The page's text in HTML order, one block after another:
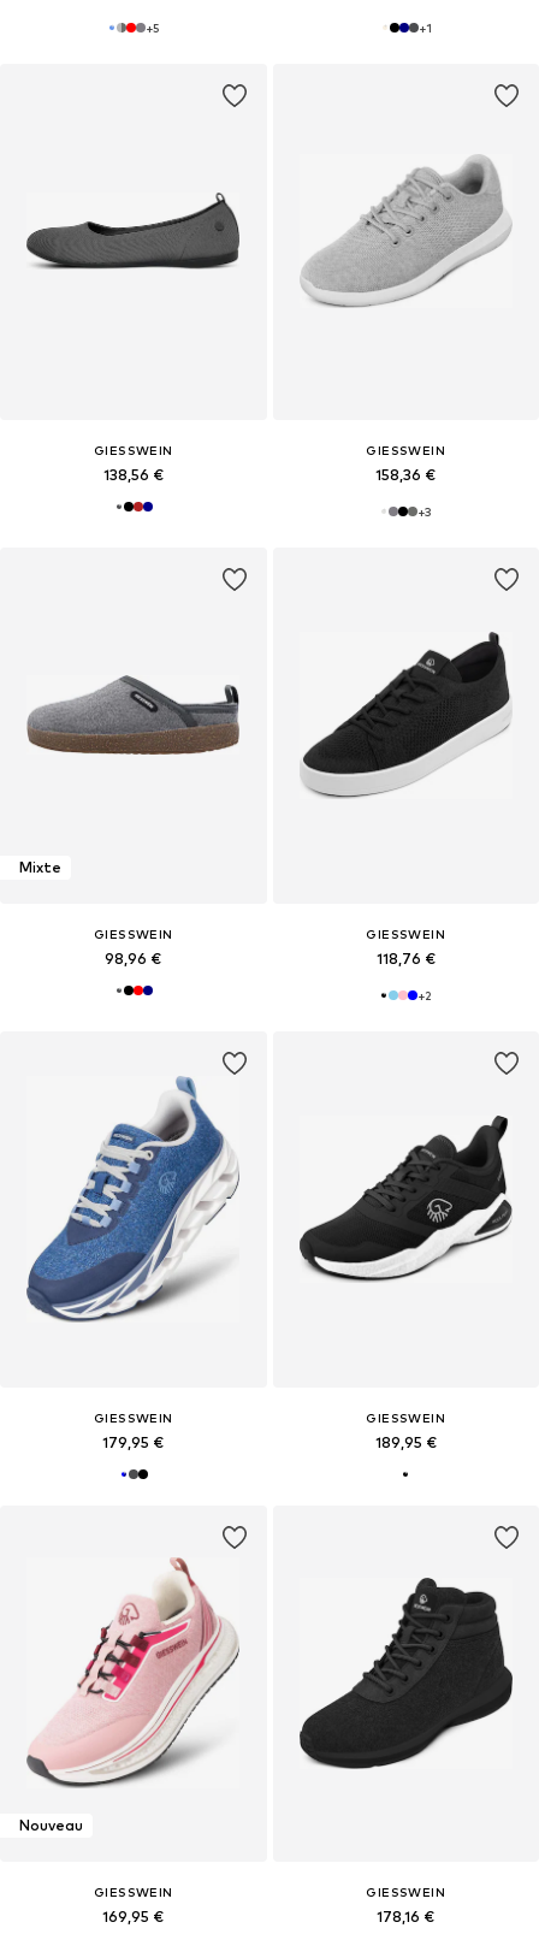
+5 +1
GIESSWEIN
138,56 €
GIESSWEIN
158,36 €
+3
Mixte
GIESSWEIN
98,96 €
GIESSWEIN
118,76 €
+2
GIESSWEIN
179,95 €
GIESSWEIN
189,95 €
Nouveau
GIESSWEIN
169,95 €
GIESSWEIN
178,16 €